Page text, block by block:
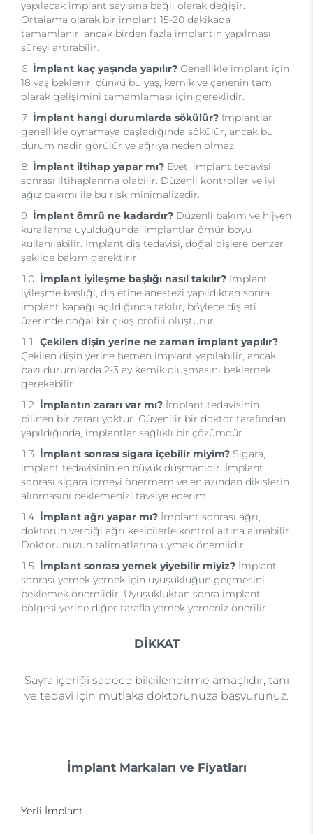
yapılacak implant sayısına bağlı olarak değişir.
Ortalama olarak bir implant 15-20 dakikada
tamamlanır, ancak birden fazla implantın yapılması
süreyi artırabilir.
İmplant kaç yaşında yapılır? Genellikle implant için
18 yaş beklenir, çünkü bu yaş, kemik ve çenenin tam
olarak gelişimini tamamlaması için gereklidir.
İmplant hangi durumlarda sökülür? İmplantlar
genellikle oynamaya başladığında sökülür, ancak bu
durum nadir görülür ve ağrıya neden olmaz.
İmplant iltihap yapar mı? Evet, implant tedavisi
sonrası iltihaplanma olabilir. Düzenli kontroller ve iyi
ağız bakımı ile bu risk minimalizedir.
İmplant ömrü ne kadardır? Düzenli bakım ve hijyen
kurallarına uyulduğunda, implantlar ömür boyu
kullanılabilir. İmplant diş tedavisi, doğal dişlere benzer
şekilde bakım gerektirir.
İmplant iyileşme başlığı nasıl takılır? İmplant
iyileşme başlığı, diş etine anestezi yapıldıktan sonra
implant kapağı açıldığında takılır, böylece diş eti
üzerinde doğal bir çıkış profili oluşturur.
Çekilen dişin yerine ne zaman implant yapılır?
Çekilen dişin yerine hemen implant yapılabilir, ancak
bazı durumlarda 2-3 ay kemik oluşmasını beklemek
gerekebilir.
İmplantın zararı var mı? İmplant tedavisinin
bilinen bir zararı yoktur. Güvenilir bir doktor tarafından
yapıldığında, implantlar sağlıklı bir çözümdür.
İmplant sonrası sigara içebilir miyim? Sigara,
implant tedavisinin en büyük düşmanıdır. İmplant
sonrası sigara içmeyi önermem ve en azından dikişlerin
alınmasını beklemenizi tavsiye ederim.
İmplant ağrı yapar mı? İmplant sonrası ağrı,
doktorun verdiği ağrı kesicilerle kontrol altına alınabilir.
Doktorunuzun talimatlarına uymak önemlidir.
İmplant sonrası yemek yiyebilir miyiz? İmplant
sonrası yemek yemek için uyuşukluğun geçmesini
beklemek önemlidir. Uyuşukluktan sonra implant
bölgesi yerine diğer tarafla yemek yemeniz önerilir.
DİKKAT
Sayfa içeriği sadece bilgilendirme amaçlıdır, tanı
ve tedavi için mutlaka doktorunuza başvurunuz.
İmplant Markaları ve Fiyatları
Yerli İmplant